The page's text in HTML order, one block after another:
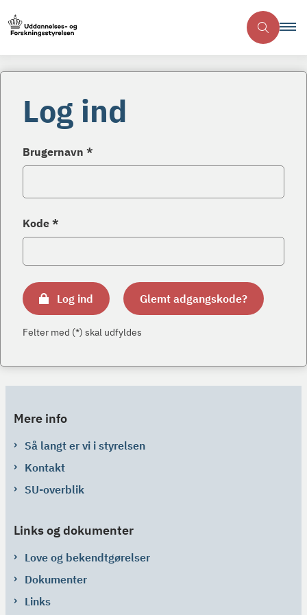
Log ind
Brugernavn *
Kode *
Log ind Glemt adgangskode?
Felter med (*) skal udfyldes
Mere info
Så langt er vi i styrelsen
Kontakt
SU-overblik
Links og dokumenter
Love og bekendtgørelser
Dokumenter
Links